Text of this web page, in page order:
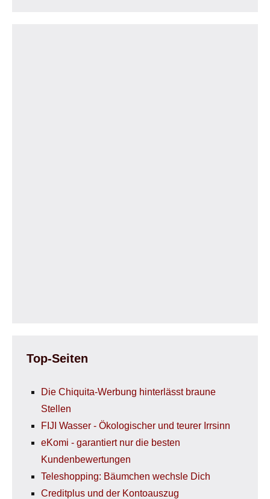
Top-Seiten
Die Chiquita-Werbung hinterlässt braune
Stellen
FIJI Wasser - Ökologischer und teurer Irrsinn
eKomi - garantiert nur die besten
Kundenbewertungen
Teleshopping: Bäumchen wechsle Dich
Creditplus und der Kontoauszug